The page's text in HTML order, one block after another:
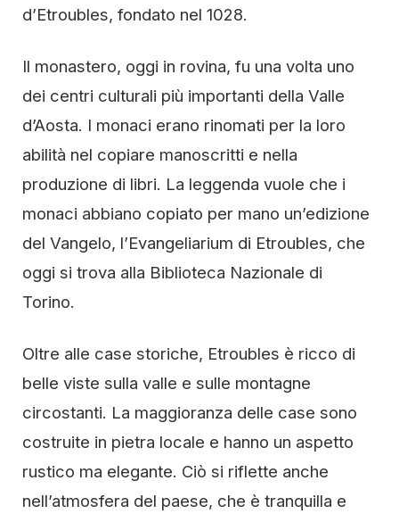
d’Etroubles, fondato nel 1028.
Il monastero, oggi in rovina, fu una volta uno
dei centri culturali più importanti della Valle
d’Aosta. I monaci erano rinomati per la loro
abilità nel copiare manoscritti e nella
produzione di libri. La leggenda vuole che i
monaci abbiano copiato per mano un’edizione
del Vangelo, l’Evangeliarium di Etroubles, che
oggi si trova alla Biblioteca Nazionale di
Torino.
Oltre alle case storiche, Etroubles è ricco di
belle viste sulla valle e sulle montagne
circostanti. La maggioranza delle case sono
costruite in pietra locale e hanno un aspetto
rustico ma elegante. Ciò si riflette anche
nell’atmosfera del paese, che è tranquilla e